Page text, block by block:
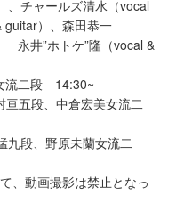
、チャールズ清水（vocal
guitar）、森田恭一
永井”ホトケ”隆（vocal &
流二段 14:30~
亘五段、中倉宏美女流二
九段、野原未蘭女流二
、動画撮影は禁止となっ